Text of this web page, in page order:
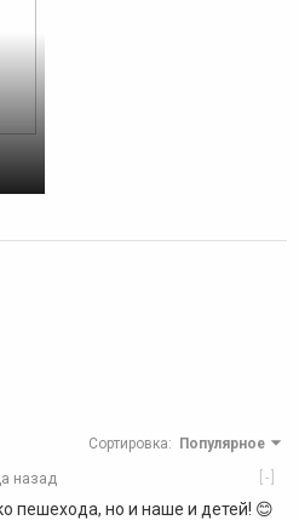
Сортировка: Популярное
[-]
назад
пешехода, но и наше и детей! 😊